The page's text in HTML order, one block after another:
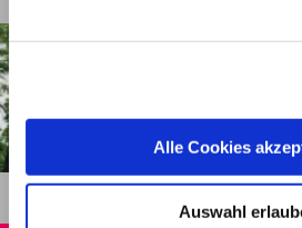
Alle Cookies
Auswahl